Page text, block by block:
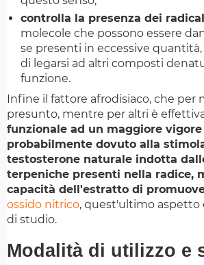
controlla la presenza dei
molecole che possono essere
se presenti in eccessive
di legarsi ad altri composti
funzione.
Infine il fattore afrodisiaco, che per
presunto, mentre per altri è
funzionale ad un maggiore vigore
probabilmente dovuto alla
testosterone naturale indotta
terpeniche presenti nella radice,
capacità dell'estratto di
ossido nitrico, quest'ultimo aspetto
di studio.
Modalità di utilizzo e